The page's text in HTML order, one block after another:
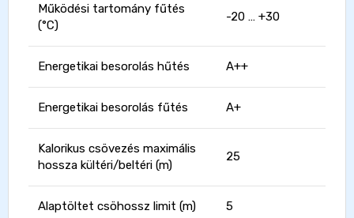
Működési tartomány fűtés
(°C)
-20 … +30
Energetikai besorolás hűtés A++
Energetikai besorolás fűtés A+
Kalorikus csövezés maximális
hossza kültéri/beltéri (m)
25
Alaptöltet csöhossz limit (m) 5